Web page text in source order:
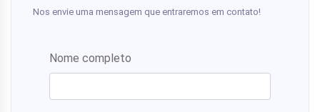
Nos envie uma mensagem que entraremos em contato!
Nome completo